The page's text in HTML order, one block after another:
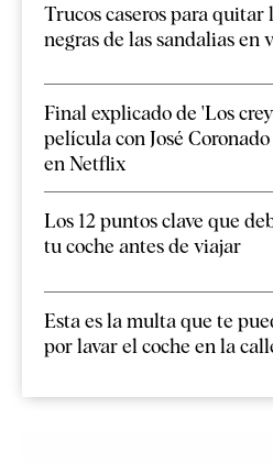
Trucos caseros para quitar
negras de las sandalias en
Final explicado de 'Los
película con José
en Netflix
Los 12 puntos clave que
tu coche antes de viajar
Esta es la multa que te
por lavar el coche en la